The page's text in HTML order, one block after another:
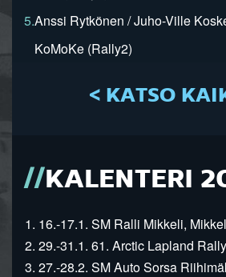
5.Anssi Rytkönen / Juho-Ville
KoMoKe (Rally2)
< KATSO
KALENTERI
1. 16.-17.1. SM Ralli Mikkeli,
2. 29.-31.1. 61. Arctic Lapland
3. 27.-28.2. SM Auto Sorsa